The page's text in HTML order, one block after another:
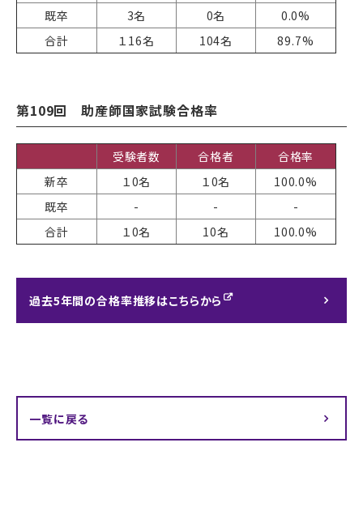
既卒
3名 0名
0.0%
合計
１16名 104名 89.7%
第109回 助産師国家試験合格率
受験者数 合格者
合格率
新卒
１0名 １0名
100.0%
既卒
- -
-
合計
１0名 10名 100.0%
過去5年間の合格率推移はこちらから
一覧に戻る